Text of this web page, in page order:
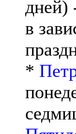
дней)
в
*